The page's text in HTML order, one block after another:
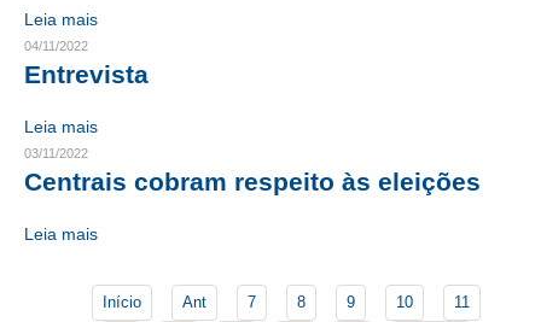
AUTÔNOMOS E SERVIÇOS
CONTATO
CURSOS
ENGENHEIRO EMPREENDEDOR
Leia mais
04/11/2022
Entrevista
Leia mais
03/11/2022
Centrais cobram respeito às eleições
Leia mais
Início Ant 7 8 9 10
11